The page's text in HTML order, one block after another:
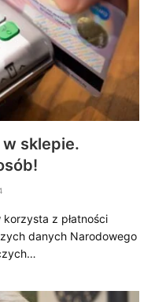
w sklepie.
z płatności
danych Narodowego